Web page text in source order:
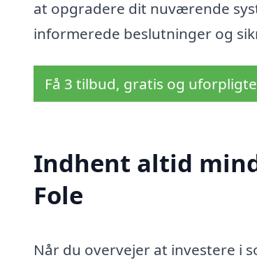
at opgradere dit nuværende
informerede beslutninger og
Få 3 tilbud, gratis og
Indhent altid
Fole
Når du overvejer at investere i